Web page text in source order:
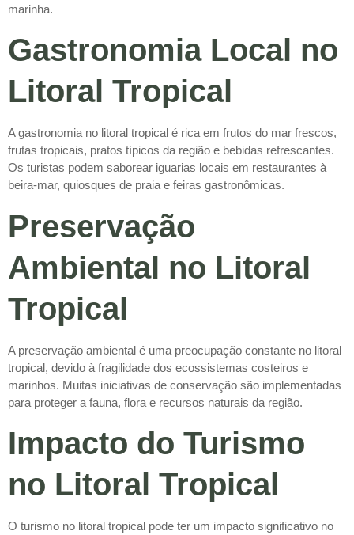
marinha.
Gastronomia Local no
Litoral Tropical
A gastronomia no litoral tropical é rica em frutos do mar frescos,
frutas tropicais, pratos típicos da região e bebidas refrescantes.
Os turistas podem saborear iguarias locais em restaurantes à
beira-mar, quiosques de praia e feiras gastronômicas.
Preservação
Ambiental no Litoral
Tropical
A preservação ambiental é uma preocupação constante no litoral
tropical, devido à fragilidade dos ecossistemas costeiros e
marinhos. Muitas iniciativas de conservação são implementadas
para proteger a fauna, flora e recursos naturais da região.
Impacto do Turismo
no Litoral Tropical
O turismo no litoral tropical pode ter um impacto significativo no